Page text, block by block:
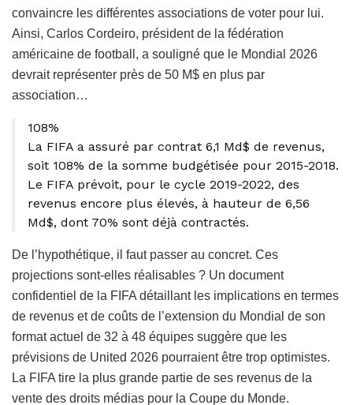
convaincre les différentes associations de voter pour lui.
Ainsi, Carlos Cordeiro, président de la fédération
américaine de football, a souligné que le Mondial 2026
devrait représenter près de 50 M$ en plus par
association…
108%
La FIFA a assuré par contrat 6,1 Md$ de revenus,
soit 108% de la somme budgétisée pour 2015-2018.
Le FIFA prévoit, pour le cycle 2019-2022, des
revenus encore plus élevés, à hauteur de 6,56
Md$, dont 70% sont déjà contractés.
De l’hypothétique, il faut passer au concret. Ces
projections sont-elles réalisables ? Un document
confidentiel de la FIFA détaillant les implications en termes
de revenus et de coûts de l’extension du Mondial de son
format actuel de 32 à 48 équipes suggère que les
prévisions de United 2026 pourraient être trop optimistes.
La FIFA tire la plus grande partie de ses revenus de la
vente des droits médias pour la Coupe du Monde.